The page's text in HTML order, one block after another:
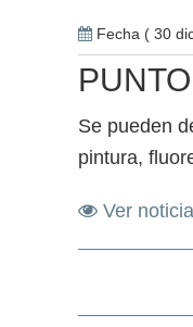
Fecha ( 30
Se pueden
pintura,
Ver noticia